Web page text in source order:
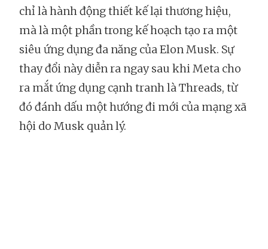
chỉ là hành động thiết kế lại thương hiệu,
mà là một phần trong kế hoạch tạo ra một
siêu ứng dụng đa năng của Elon Musk. Sự
thay đổi này diễn ra ngay sau khi Meta cho
ra mắt ứng dụng cạnh tranh là Threads, từ
đó đánh dấu một hướng đi mới của mạng xã
hội do Musk quản lý.